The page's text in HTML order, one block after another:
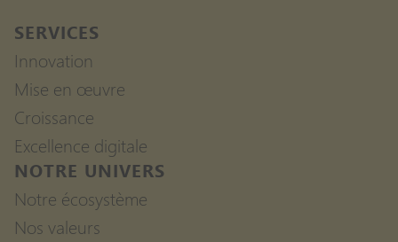
SERVICES
Innovation
Mise en œuvre
Croissance
Excellence digitale
NOTRE UNIVERS
Notre écosystème
Nos valeurs